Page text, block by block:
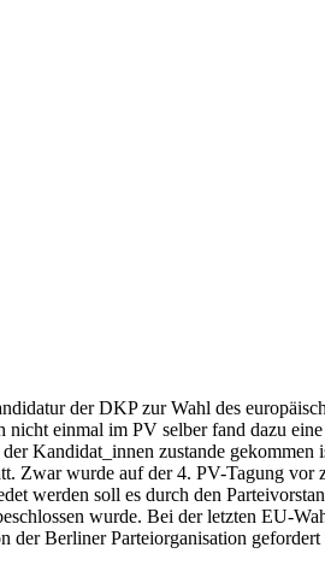
der DKP zur Wahl des
einmal im PV selber fand dazu
Kandidat_innen zustande
Zwar wurde auf der 4. PV-Tagung
werden soll es durch den
wurde. Bei der letzten EU-
der Berliner Parteiorganisation